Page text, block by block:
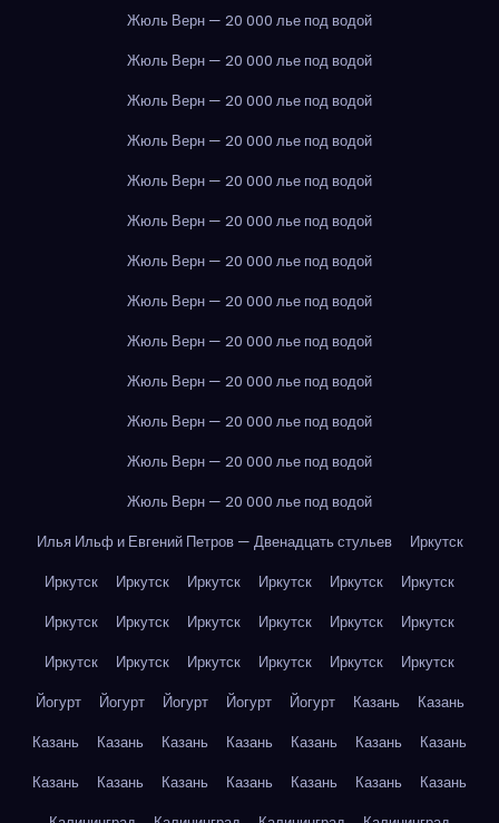
Жюль Верн — 20 000 лье под водой
Жюль Верн — 20 000 лье под водой
Жюль Верн — 20 000 лье под водой
Жюль Верн — 20 000 лье под водой
Жюль Верн — 20 000 лье под водой
Жюль Верн — 20 000 лье под водой
Жюль Верн — 20 000 лье под водой
Жюль Верн — 20 000 лье под водой
Жюль Верн — 20 000 лье под водой
Жюль Верн — 20 000 лье под водой
Жюль Верн — 20 000 лье под водой
Жюль Верн — 20 000 лье под водой
Жюль Верн — 20 000 лье под водой
Илья Ильф и Евгений Петров — Двенадцать стульев
Иркутск
Иркутск
Иркутск Иркутск Иркутск Иркутск
Иркутск
Иркутск
Иркутск Иркутск Иркутск Иркутск
Иркутск
Иркутск
Иркутск Иркутск Иркутск Иркутск
Иркутск
Йогурт
Йогурт Йогурт Йогурт Йогурт Казань
Казань
Казань
Казань Казань Казань Казань Казань
Казань
Казань
Казань Казань Казань Казань Казань
Казань